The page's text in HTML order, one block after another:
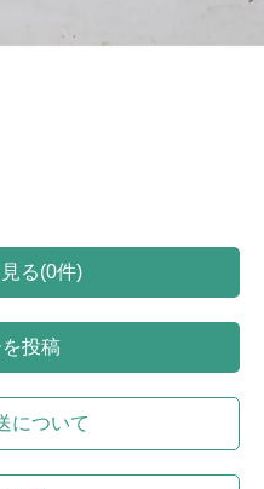
る(0件)
投稿
について